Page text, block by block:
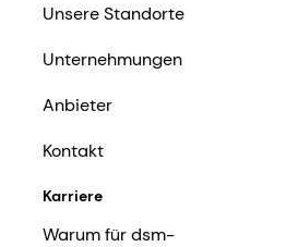
Unsere Standorte
Unternehmungen
Anbieter
Kontakt
Karriere
Warum für dsm-